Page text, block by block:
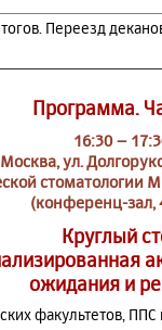
Переезд
Программа.
16:30 –
Москва, ул.
стоматологии
(конференц-зал,
Круглый
ожидания и
факультетов,